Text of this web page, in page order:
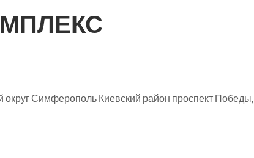
Симферополь Киевский район проспект Победы,